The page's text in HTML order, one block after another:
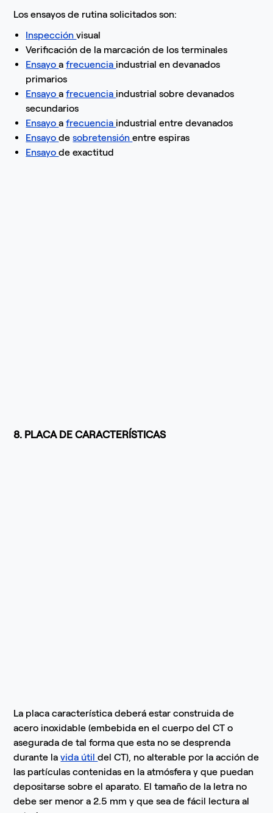
Los ensayos de rutina solicitados son:
Inspecciónvisual
Verificación de la marcación de los terminales
Ensayoafrecuenciaindustrial en devanados
primarios
Ensayoafrecuenciaindustrial sobre devanados
secundarios
Ensayoafrecuenciaindustrial entre devanados
Ensayodesobretensiónentre espiras
Ensayode exactitud
8. PLACA DE CARACTERÍSTICAS
La placa característica deberá estar construida de
acero inoxidable (embebida en el cuerpo del CT o
asegurada de tal forma que esta no se desprenda
durante lavida útildel CT), no alterable por la acción de
las partículas contenidas en la atmósfera y que puedan
depositarse sobre el aparato. El tamaño de la letra no
debe ser menor a 2.5 mm y que sea de fácil lectura al